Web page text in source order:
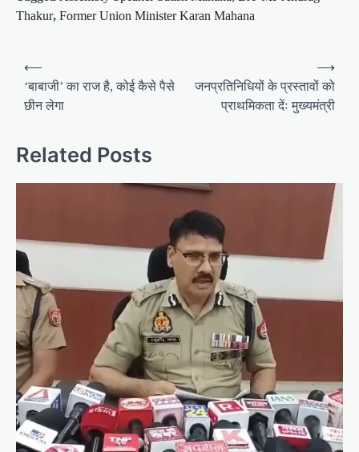
Thakur, Former Union Minister Karan Mahana
n
a
i
g
a
i
o
n
⟵
‘बाबाजी’ का राज है, कोई कैसे पैसे
छीन लेगा
जनप्रतिनिधियों के प्रस्तावों को
प्राथमिकता देंः मुख्यमंत्री
⟶
Related Posts